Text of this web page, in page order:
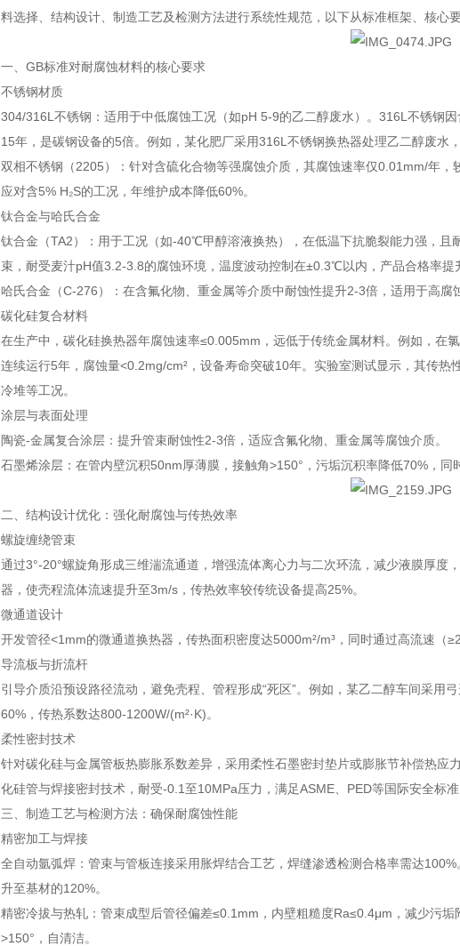
料选择、结构设计、制造工艺及检测方法进行系统性规范，以下从标准框架、核心
一、GB标准对耐腐蚀材料的核心要求
不锈钢材质
304/316L不锈钢：适用于中低腐蚀工况（如pH 5-9的乙二醇废水）。316L不锈钢
15年，是碳钢设备的5倍。例如，某化肥厂采用316L不锈钢换热器处理乙二醇废水
双相不锈钢（2205）：针对含硫化合物等强腐蚀介质，其腐蚀速率仅0.01mm/年
应对含5% H₂S的工况，年维护成本降低60%。
钛合金与哈氏合金
钛合金（TA2）：用于工况（如-40℃甲醇溶液换热），在低温下抗脆裂能力强，且
束，耐受麦汁pH值3.2-3.8的腐蚀环境，温度波动控制在±0.3℃以内，产品合格率提
哈氏合金（C-276）：在含氟化物、重金属等介质中耐蚀性提升2-3倍，适用于高腐
碳化硅复合材料
在生产中，碳化硅换热器年腐蚀速率≤0.005mm，远低于传统金属材料。例如，
连续运行5年，腐蚀量<0.2mg/cm²，设备寿命突破10年。实验室测试显示，其传
冷堆等工况。
涂层与表面处理
陶瓷-金属复合涂层：提升管束耐蚀性2-3倍，适应含氟化物、重金属等腐蚀介质。
石墨烯涂层：在管内壁沉积50nm厚薄膜，接触角>150°，污垢沉积率降低70%，同
二、结构设计优化：强化耐腐蚀与传热效率
螺旋缠绕管束
通过3°-20°螺旋角形成三维湍流通道，增强流体离心力与二次环流，减少液膜厚
器，使壳程流体流速提升至3m/s，传热效率较传统设备提高25%。
微通道设计
开发管径<1mm的微通道换热器，传热面积密度达5000m²/m³，同时通过高流速（
导流板与折流杆
引导介质沿预设路径流动，避免壳程、管程形成“死区”。例如，某乙二醇车间采用
60%，传热系数达800-1200W/(m²·K)。
柔性密封技术
针对碳化硅与金属管板热膨胀系数差异，采用柔性石墨密封垫片或膨胀节补偿热应
化硅管与焊接密封技术，耐受-0.1至10MPa压力，满足ASME、PED等国际安全标准
三、制造工艺与检测方法：确保耐腐蚀性能
精密加工与焊接
全自动氩弧焊：管束与管板连接采用胀焊结合工艺，焊缝渗透检测合格率需达
升至基材的120%。
精密冷拔与热轧：管束成型后管径偏差≤0.1mm，内壁粗糙度Ra≤0.4μm，减少污
>150°，自清洁。